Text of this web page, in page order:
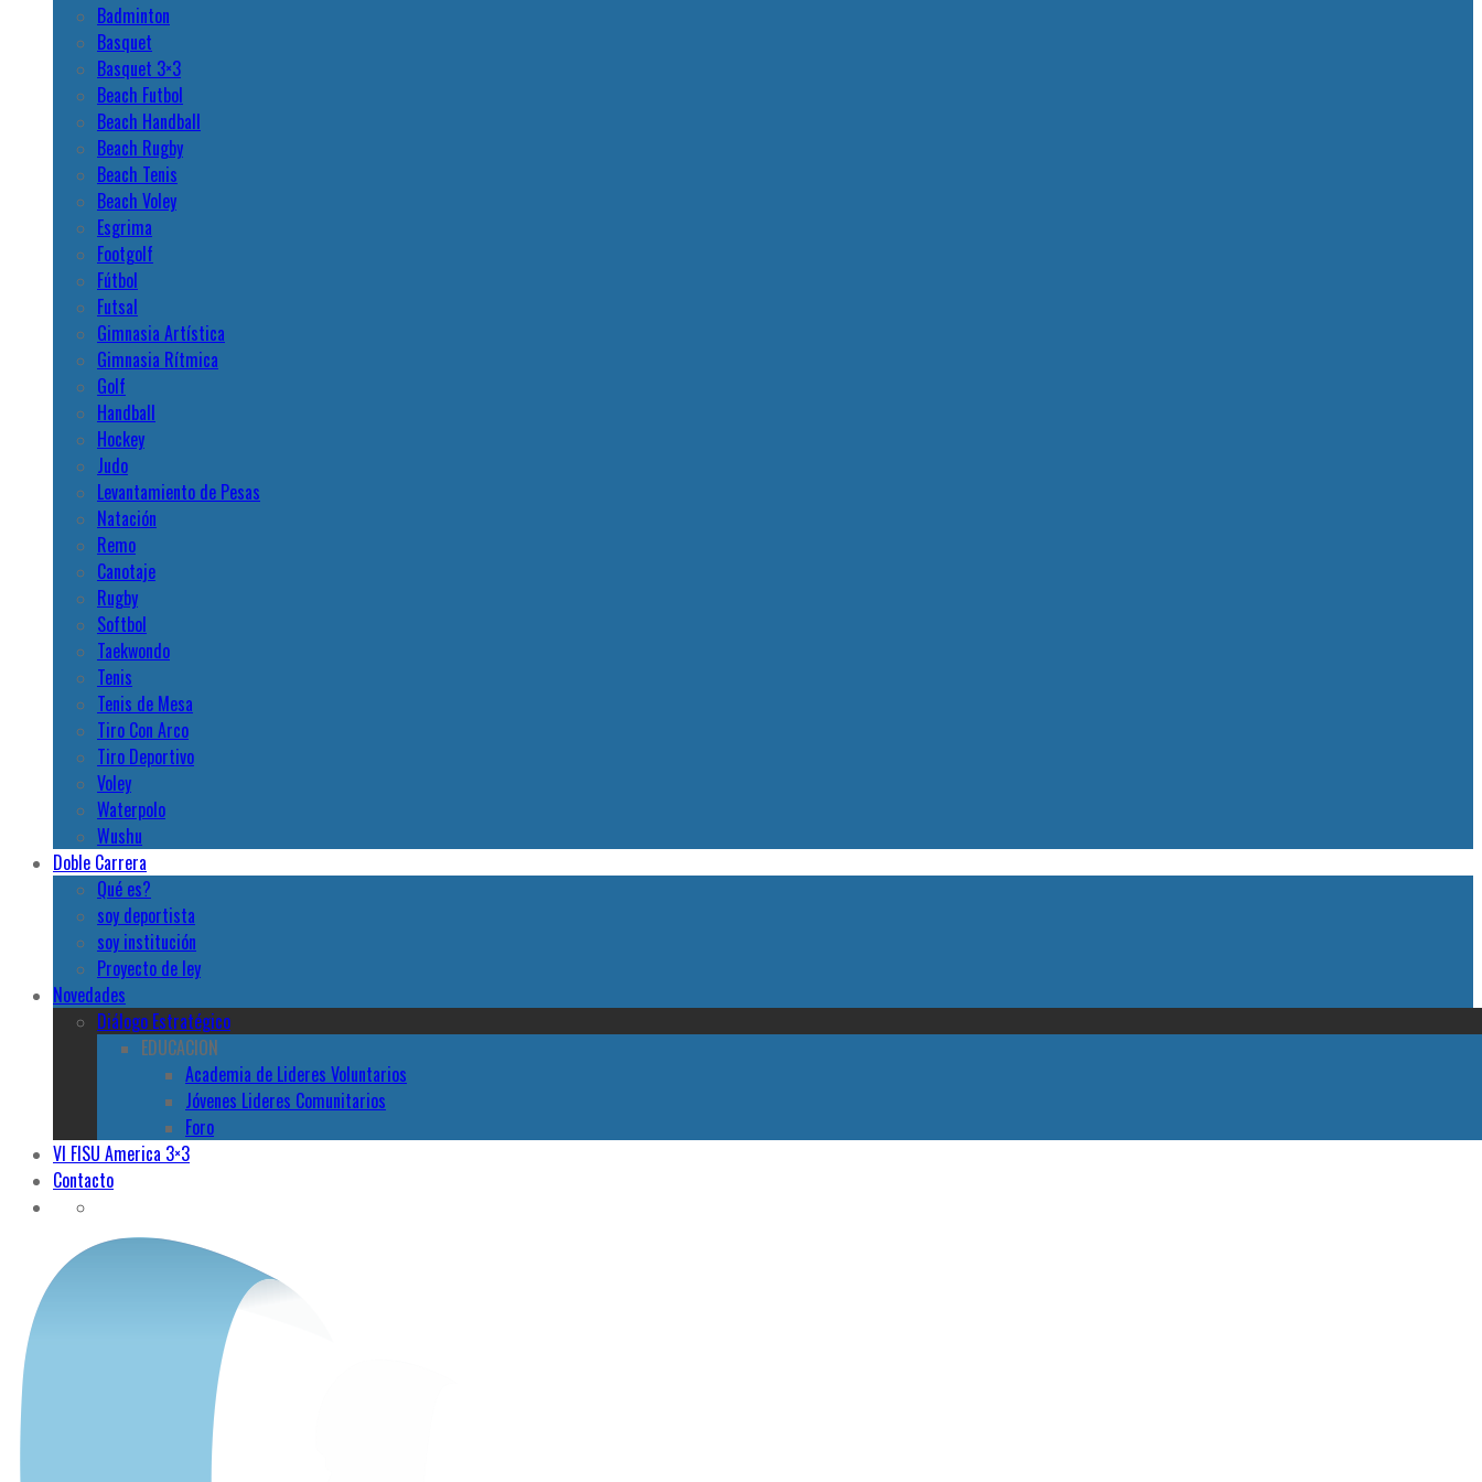
Badminton
Basquet
Basquet 3×3
Beach Futbol
Beach Handball
Beach Rugby
Beach Tenis
Beach Voley
Esgrima
Footgolf
Fútbol
Futsal
Gimnasia Artística
Gimnasia Rítmica
Golf
Handball
Hockey
Judo
Levantamiento de Pesas
Natación
Remo
Canotaje
Rugby
Softbol
Taekwondo
Tenis
Tenis de Mesa
Tiro Con Arco
Tiro Deportivo
Voley
Waterpolo
Wushu
Doble Carrera
Qué es?
soy deportista
soy institución
Proyecto de ley
Novedades
Diálogo Estratégico
EDUCACION
Academia de Lideres Voluntarios
Jóvenes Lideres Comunitarios
Foro
VI FISU America 3×3
Contacto